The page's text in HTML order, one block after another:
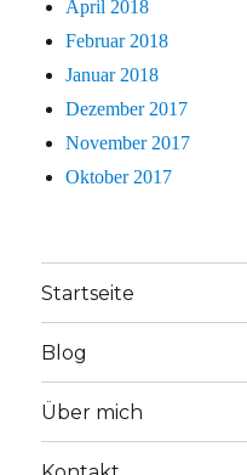
April 2018
Februar 2018
Januar 2018
Dezember 2017
November 2017
Oktober 2017
Startseite
Blog
Über mich